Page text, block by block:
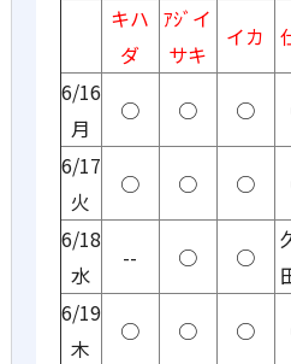
キハ
ダ
ｱｼﾞイ
サキ
イカ
6/16
月
○ ○ ○
6/17
火
○ ○ ○
6/18
水
-- ○ ○
6/19
木
○ ○ ○